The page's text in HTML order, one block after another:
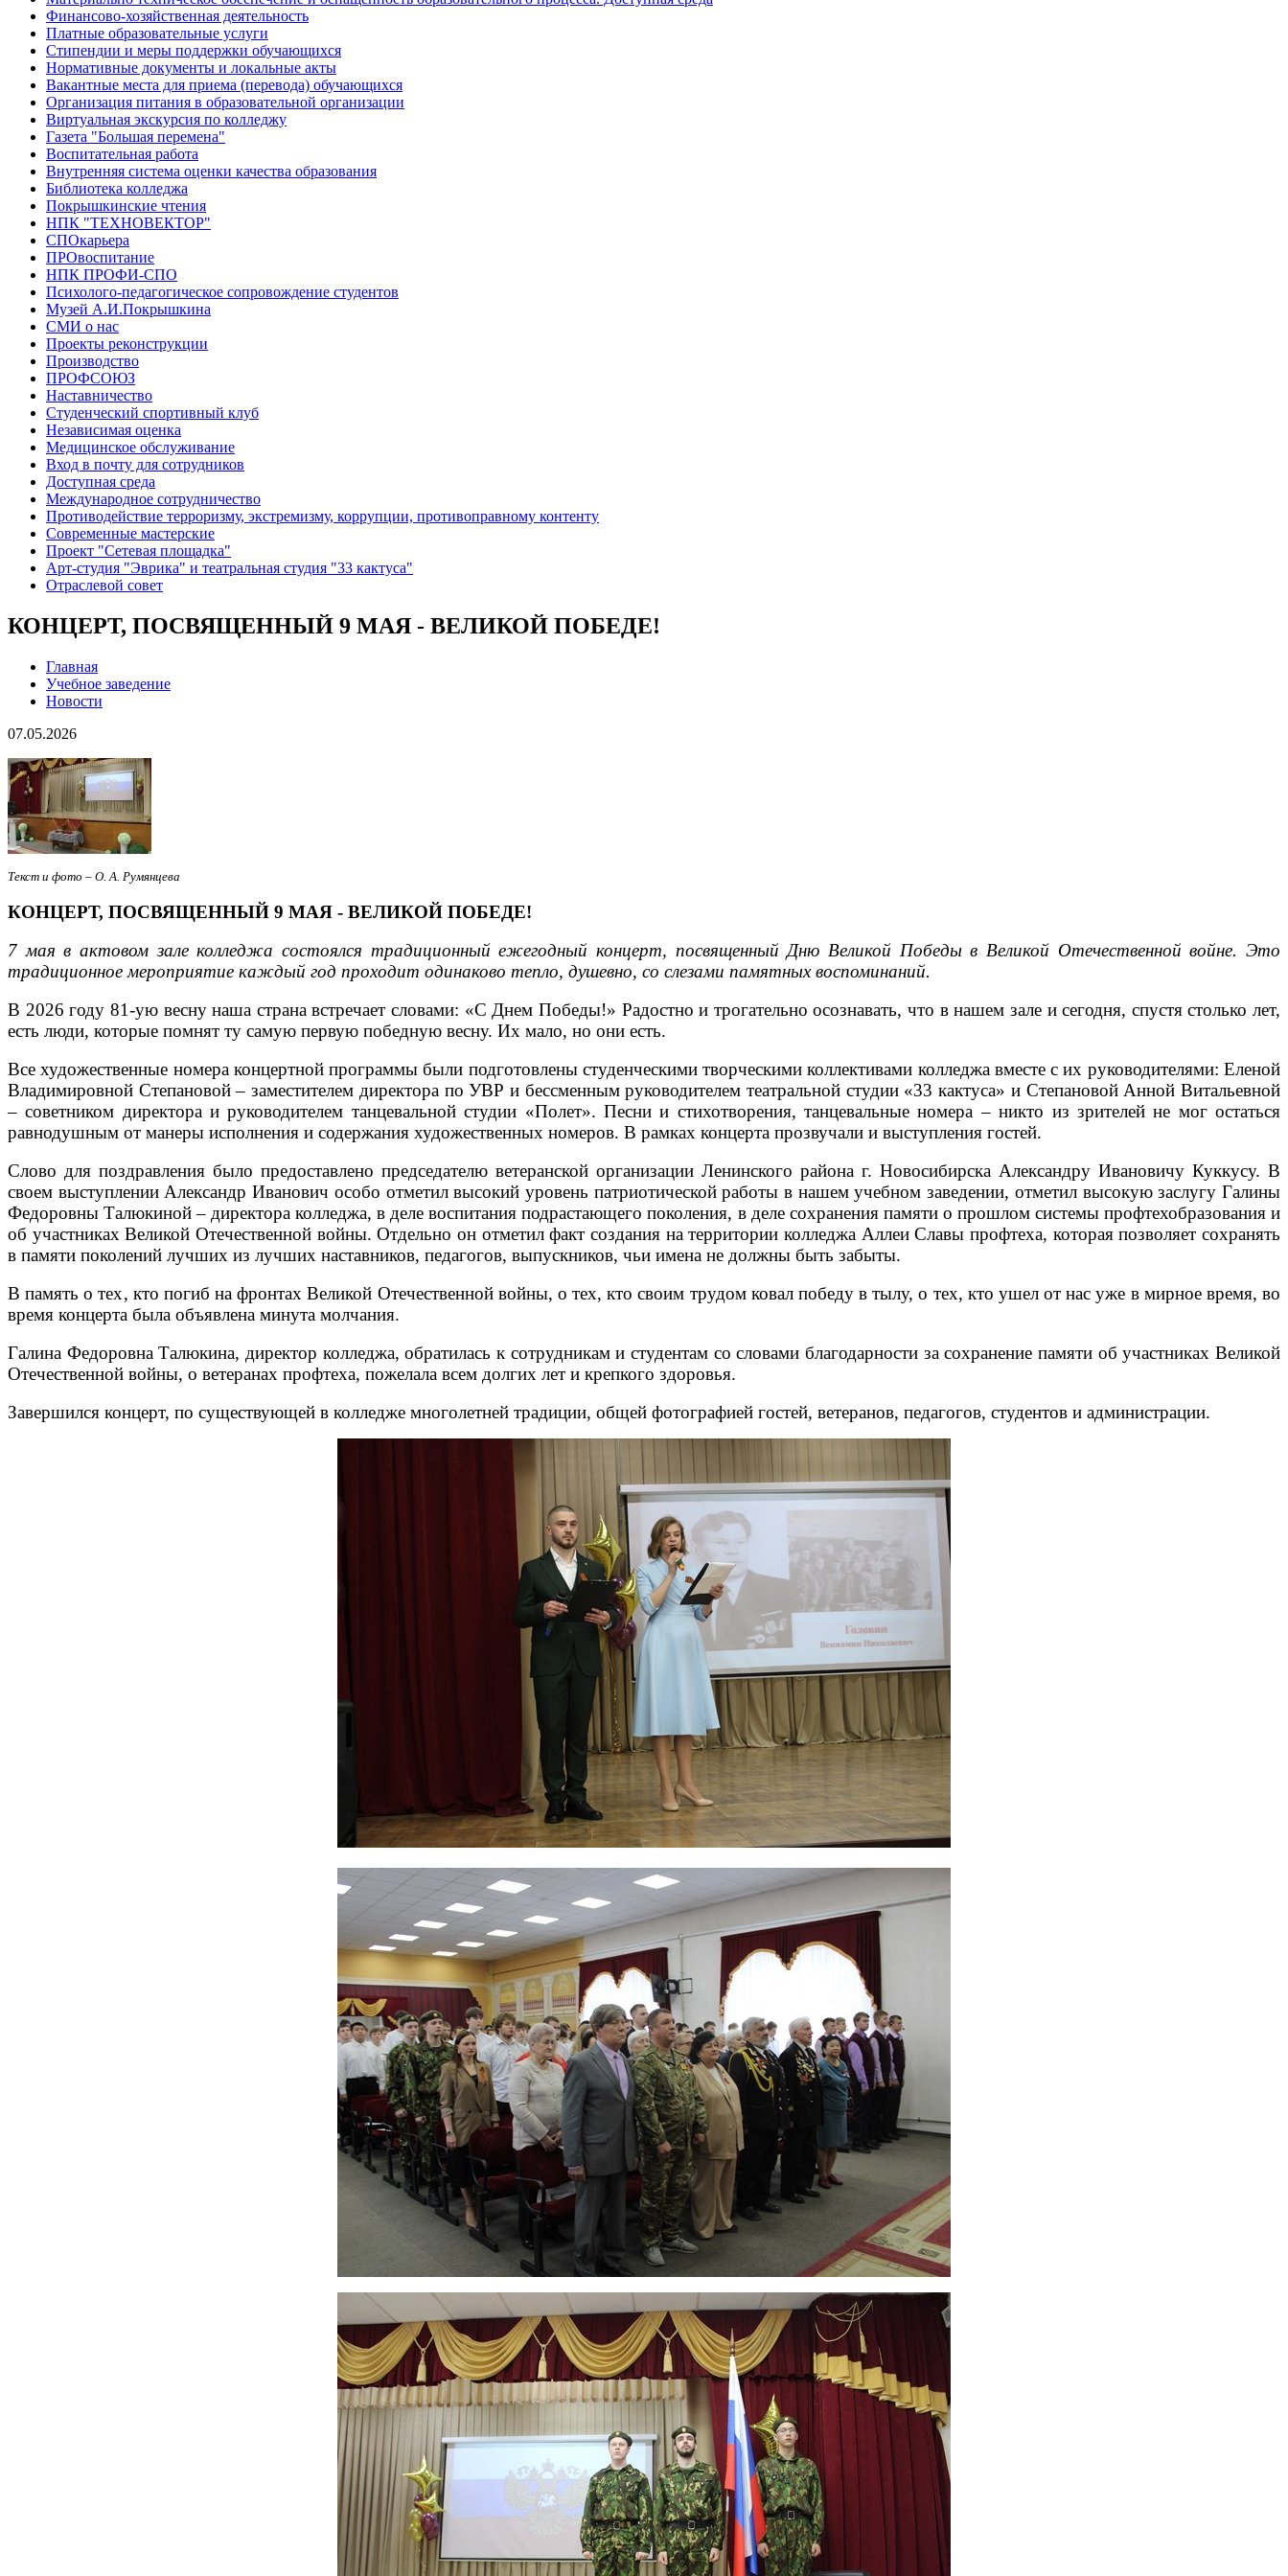
Финансово-хозяйственная деятельность
Платные образовательные услуги
Стипендии и меры поддержки обучающихся
Нормативные документы и локальные акты
Вакантные места для приема (перевода) обучающихся
Организация питания в образовательной организации
Виртуальная экскурсия по колледжу
Газета "Большая перемена"
Воспитательная работа
Внутренняя система оценки качества образования
Библиотека колледжа
Покрышкинские чтения
НПК "ТЕХНОВЕКТОР"
СПОкарьера
ПРОвоспитание
НПК ПРОФИ-СПО
Психолого-педагогическое сопровождение студентов
Музей А.И.Покрышкина
СМИ о нас
Проекты реконструкции
Производство
ПРОФСОЮЗ
Наставничество
Студенческий спортивный клуб
Независимая оценка
Медицинское обслуживание
Вход в почту для сотрудников
Доступная среда
Международное сотрудничество
Противодействие терроризму, экстремизму, коррупции, противоправному контенту
Современные мастерские
Проект "Сетевая площадка"
Арт-студия "Эврика" и театральная студия "33 кактуса"
Отраслевой совет
КОНЦЕРТ, ПОСВЯЩЕННЫЙ 9 МАЯ - ВЕЛИКОЙ ПОБЕДЕ!
Главная
Учебное заведение
Новости
07.05.2026
Текст и фото – О. А. Румянцева
КОНЦЕРТ, ПОСВЯЩЕННЫЙ 9 МАЯ - ВЕЛИКОЙ ПОБЕДЕ!
7 мая в актовом зале колледжа состоялся традиционный ежегодный концерт, посвященный Дню Великой Победы в Великой Отечественной войне. Это
традиционное мероприятие каждый год проходит одинаково тепло, душевно, со слезами памятных воспоминаний.
В 2026 году 81-ую весну наша страна встречает словами: «С Днем Победы!» Радостно и трогательно осознавать, что в нашем зале и сегодня, спустя столько лет,
есть люди, которые помнят ту самую первую победную весну. Их мало, но они есть.
Все художественные номера концертной программы были подготовлены студенческими творческими коллективами колледжа вместе с их руководителями: Еленой
Владимировной Степановой – заместителем директора по УВР и бессменным руководителем театральной студии «33 кактуса» и Степановой Анной Витальевной
– советником директора и руководителем танцевальной студии «Полет». Песни и стихотворения, танцевальные номера – никто из зрителей не мог остаться
равнодушным от манеры исполнения и содержания художественных номеров. В рамках концерта прозвучали и выступления гостей.
Слово для поздравления было предоставлено председателю ветеранской организации Ленинского района г. Новосибирска Александру Ивановичу Куккусу. В
своем выступлении Александр Иванович особо отметил высокий уровень патриотической работы в нашем учебном заведении, отметил высокую заслугу Галины
Федоровны Талюкиной – директора колледжа, в деле воспитания подрастающего поколения, в деле сохранения памяти о прошлом системы профтехобразования и
об участниках Великой Отечественной войны. Отдельно он отметил факт создания на территории колледжа Аллеи Славы профтеха, которая позволяет сохранять
в памяти поколений лучших из лучших наставников, педагогов, выпускников, чьи имена не должны быть забыты.
В память о тех, кто погиб на фронтах Великой Отечественной войны, о тех, кто своим трудом ковал победу в тылу, о тех, кто ушел от нас уже в мирное время, во
время концерта была объявлена минута молчания.
Галина Федоровна Талюкина, директор колледжа, обратилась к сотрудникам и студентам со словами благодарности за сохранение памяти об участниках Великой
Отечественной войны, о ветеранах профтеха, пожелала всем долгих лет и крепкого здоровья.
Завершился концерт, по существующей в колледже многолетней традиции, общей фотографией гостей, ветеранов, педагогов, студентов и администрации.